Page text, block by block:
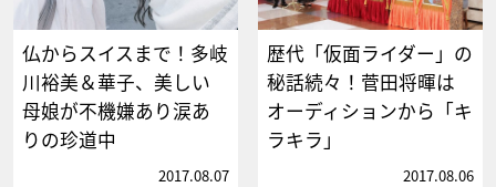
仏からスイスまで！多岐
川裕美＆華子、美しい
母娘が不機嫌あり涙あ
りの珍道中
2017.08.07
歴代「仮面ライダー」の
秘話続々！菅田将暉は
オーディションから「キ
ラキラ」
2017.08.06